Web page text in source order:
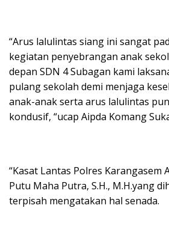
“Arus lalulintas siang ini sangat
kegiatan penyebrangan anak
depan SDN 4 Subagan kami
pulang sekolah demi menjaga
anak-anak serta arus lalulintas
kondusif, “ucap Aipda Komang
“Kasat Lantas Polres Karangasem
Putu Maha Putra, S.H., M.H.yang
terpisah mengatakan hal senada.